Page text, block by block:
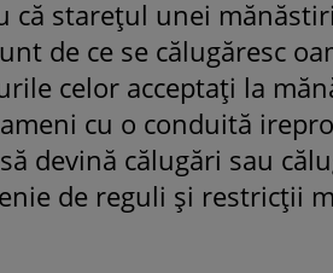
că starețul unei
de ce se călugăresc
celor acceptați la
cu o conduită
devină călugări sau
de reguli și restricții